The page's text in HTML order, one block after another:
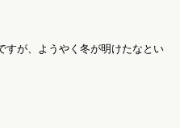
すが、ようやく冬が明けたなとい